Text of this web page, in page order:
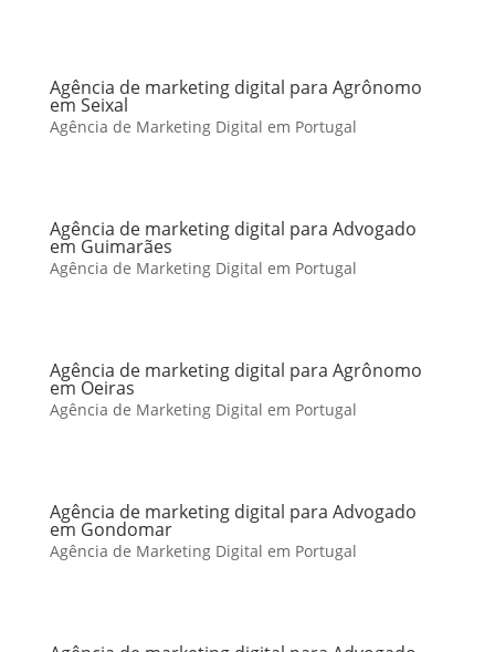
Agência de marketing digital para Agrônomo
em Seixal
Agência de Marketing Digital em Portugal
Agência de marketing digital para Advogado
em Guimarães
Agência de Marketing Digital em Portugal
Agência de marketing digital para Agrônomo
em Oeiras
Agência de Marketing Digital em Portugal
Agência de marketing digital para Advogado
em Gondomar
Agência de Marketing Digital em Portugal